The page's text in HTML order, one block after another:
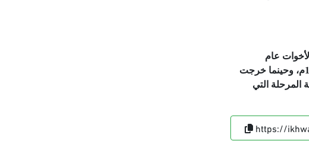
ولائحة عام 1937م، ولائحة عام 1944م، ولائحة الأخوات عام
1951م، وقد وصلت شعب الأخوات وفروعها حينذاك إلى أكثر من 150 شعبة، ثم تعرضت الجماعة لمحنة عام 1954م، وحينما خرجت
المرحلة التي
https://